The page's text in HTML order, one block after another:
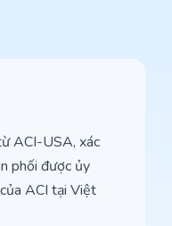
ACI-USA, xác
phối được ủy
ACI tại Việt